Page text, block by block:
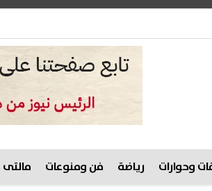
وحوارات رياضة فن ومنوعات مالتى